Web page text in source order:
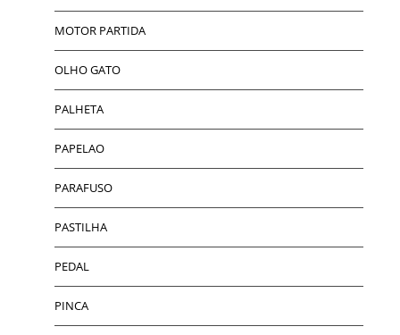
MOTOR PARTIDA
OLHO GATO
PALHETA
PAPELAO
PARAFUSO
PASTILHA
PEDAL
PINCA